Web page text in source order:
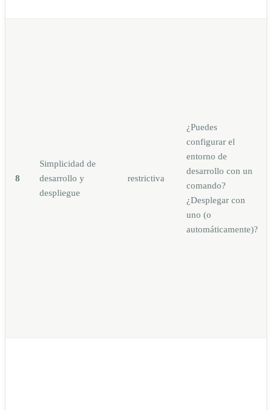
8
Simplicidad de
desarrollo y
despliegue
restrictiva
¿Puedes
configurar el
entorno de
desarrollo con un
comando?
¿Desplegar con
uno (o
automáticamente)?